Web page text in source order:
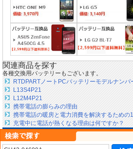
関連商品を探す
各種交換用バッテリーもございます。
RTDPARTノートPCバッテリーモデルナンバ
L13S4P21
L12M4P21
携帯電話の膨らみの理由
携帯電話の暖房と電力消費を解決するための
充電中に電話が熱くなる理由は何ですか？